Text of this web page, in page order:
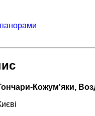
Кожум'яки,